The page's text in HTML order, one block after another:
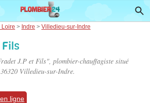
Loire > Indre > Villedieu-sur-Indre
J.P et Fils", plombier-chauffagiste situé
Villedieu-sur-Indre.
ligne